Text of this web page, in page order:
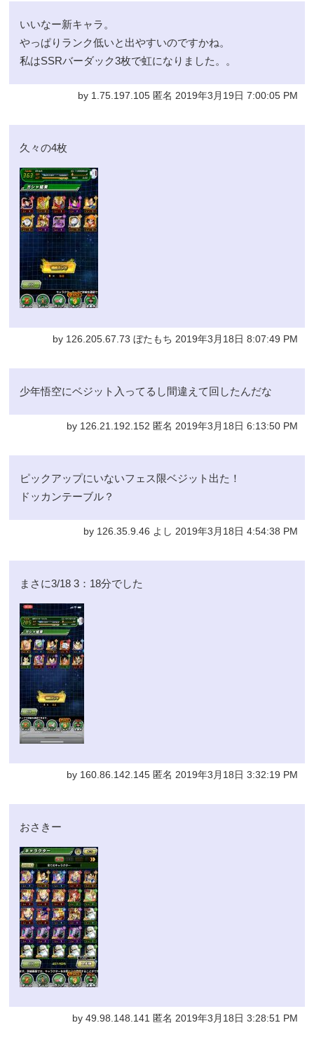
いいなー新キャラ。
やっぱりランク低いと出やすいのですかね。
私はSSRバーダック3枚で虹になりました。。
by 1.75.197.105 匿名 2019年3月19日 7:00:05 PM
久々の4枚
by 126.205.67.73 ぼたもち 2019年3月18日 8:07:49 PM
少年悟空にベジット入ってるし間違えて回したんだな
by 126.21.192.152 匿名 2019年3月18日 6:13:50 PM
ピックアップにいないフェス限ベジット出た！
ドッカンテーブル？
by 126.35.9.46 よし 2019年3月18日 4:54:38 PM
まさに3/18 3：18分でした
by 160.86.142.145 匿名 2019年3月18日 3:32:19 PM
おさきー
by 49.98.148.141 匿名 2019年3月18日 3:28:51 PM